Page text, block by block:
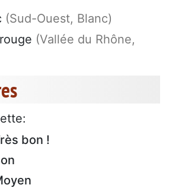
(Sud-Ouest, Blanc)
(Vallée du Rhône,
bon !